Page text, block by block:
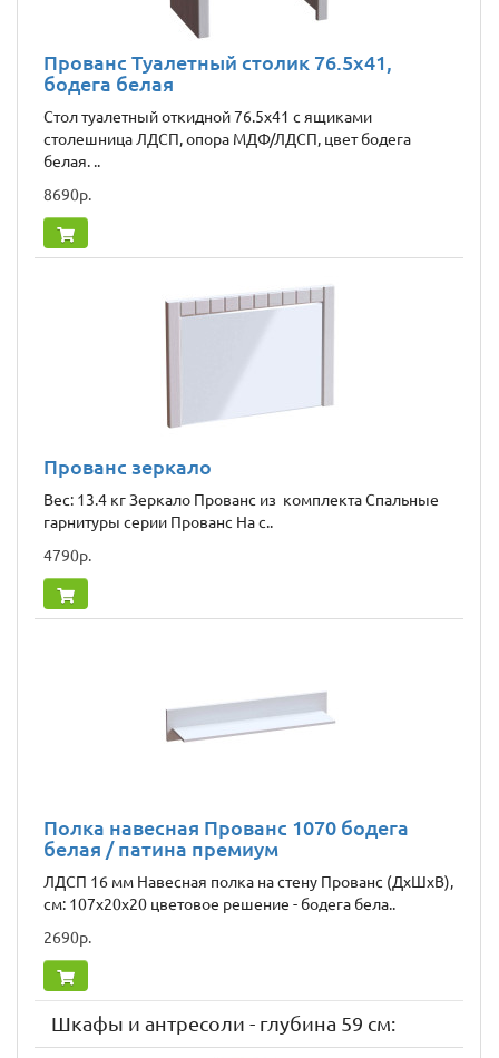
Прованс Туалетный столик 76.5x41,
бодега белая
Стол туалетный откидной 76.5х41 с ящиками
столешница ЛДСП, опора МДФ/ЛДСП, цвет бодега
белая. ..
8690р.
Прованс зеркало
Вес: 13.4 кг Зеркало Прованс из комплекта Спальные
гарнитуры серии Прованс На с..
4790р.
Полка навесная Прованс 1070 бодега
белая / патина премиум
ЛДСП 16 мм Навесная полка на стену Прованс (ДхШxВ),
cм: 107x20x20 цветовое решение - бодега бела..
2690р.
Шкафы и антресоли - глубина 59 см: